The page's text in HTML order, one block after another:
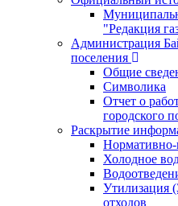
"Редакция
Администрация
поселения
Общие
Символика
Отчет о
городского
Раскрытие
Нормативно-
Холодное
Утилизация
отходов